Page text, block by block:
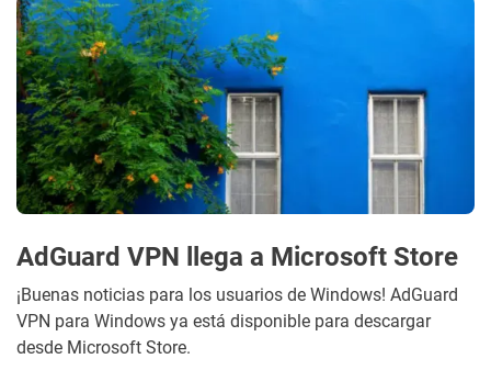
AdGuard VPN llega a Microsoft Store
¡Buenas noticias para los usuarios de Windows! AdGuard
VPN para Windows ya está disponible para descargar
desde Microsoft Store.